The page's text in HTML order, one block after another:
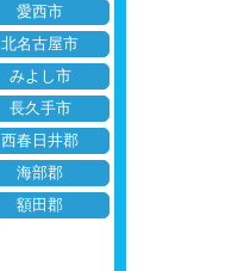
愛西市
北名古屋市
みよし市
長久手市
西春日井郡
海部郡
額田郡